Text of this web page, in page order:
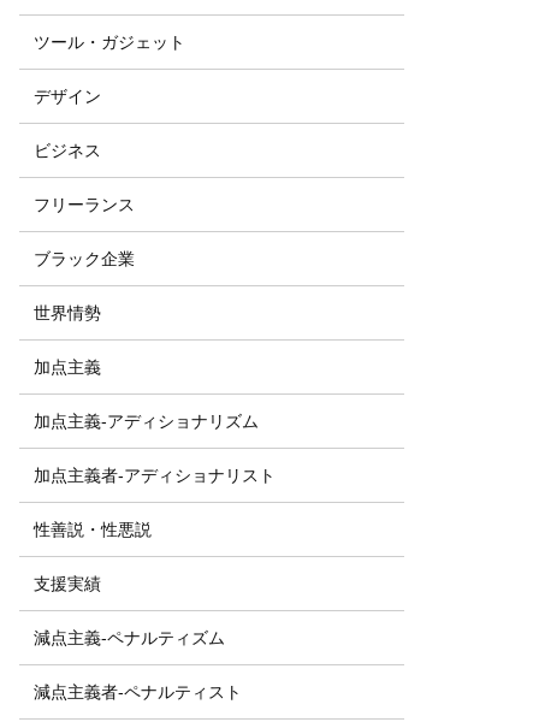
ツール・ガジェット
デザイン
ビジネス
フリーランス
ブラック企業
世界情勢
加点主義
加点主義-アディショナリズム
加点主義者-アディショナリスト
性善説・性悪説
支援実績
減点主義-ペナルティズム
減点主義者-ペナルティスト